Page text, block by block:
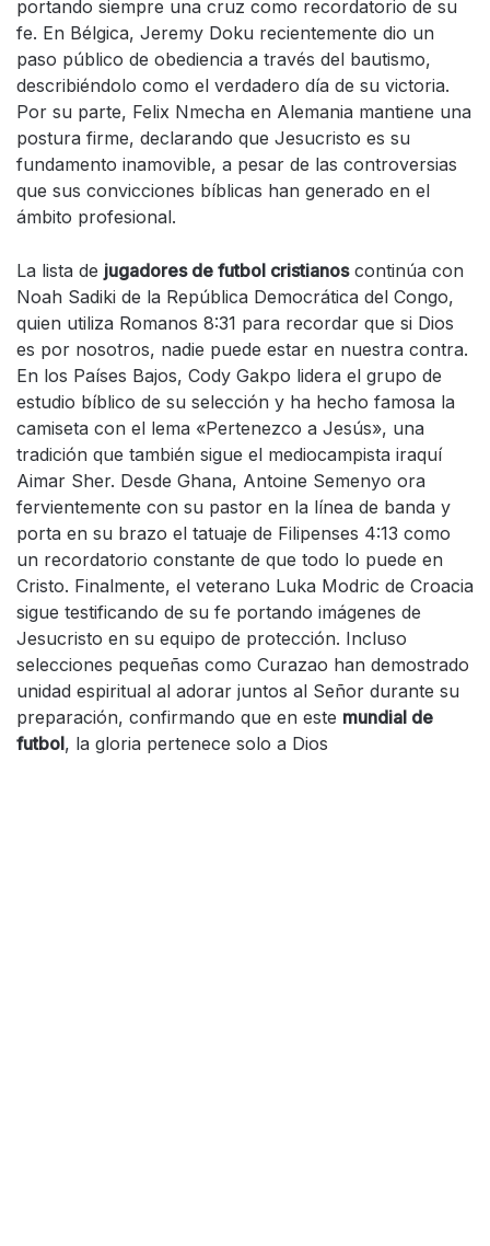
portando siempre una cruz como recordatorio de su
fe. En Bélgica, Jeremy Doku recientemente dio un
paso público de obediencia a través del bautismo,
describiéndolo como el verdadero día de su victoria.
Por su parte, Felix Nmecha en Alemania mantiene una
postura firme, declarando que Jesucristo es su
fundamento inamovible, a pesar de las controversias
que sus convicciones bíblicas han generado en el
ámbito profesional.
La lista de jugadores de futbol cristianoscontinúa con
Noah Sadiki de la República Democrática del Congo,
quien utiliza Romanos 8:31 para recordar que si Dios
es por nosotros, nadie puede estar en nuestra contra.
En los Países Bajos, Cody Gakpo lidera el grupo de
estudio bíblico de su selección y ha hecho famosa la
camiseta con el lema «Pertenezco a Jesús», una
tradición que también sigue el mediocampista iraquí
Aimar Sher. Desde Ghana, Antoine Semenyo ora
fervientemente con su pastor en la línea de banda y
porta en su brazo el tatuaje de Filipenses 4:13 como
un recordatorio constante de que todo lo puede en
Cristo. Finalmente, el veterano Luka Modric de Croacia
sigue testificando de su fe portando imágenes de
Jesucristo en su equipo de protección. Incluso
selecciones pequeñas como Curazao han demostrado
unidad espiritual al adorar juntos al Señor durante su
preparación, confirmando que en este mundial de
futbol, la gloria pertenece solo a Dios